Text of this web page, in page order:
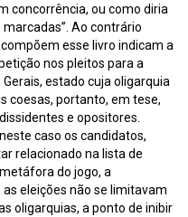
concorrência, ou como diria
Ao contrário
esse livro indicam a
nos pleitos para a
estado cuja oligarquia
coesas, portanto, em tese,
e opositores.
caso os candidatos,
relacionado na lista de
do jogo, a
eleições não se limitavam
oligarquias, a ponto de inibir